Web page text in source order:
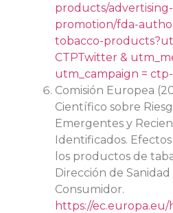
products/
promotion/fda-
tobacco-
CTPTwitter &
utm_campaign =
Comisión Europea
Científico sobre
Emergentes y
Identificados.
los productos de
Dirección de
Consumidor.
https://ec.europa.eu/